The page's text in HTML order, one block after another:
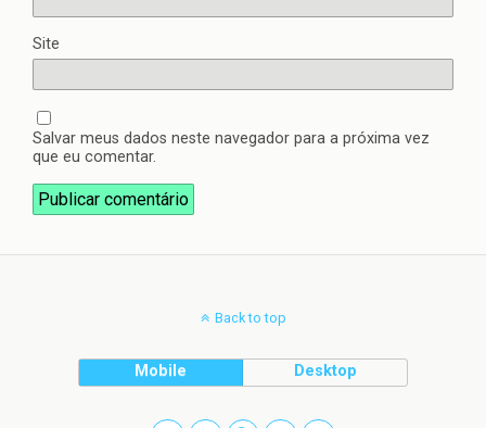
Site
Salvar meus dados neste navegador para a próxima vez
que eu comentar.
Back to top
Mobile Desktop